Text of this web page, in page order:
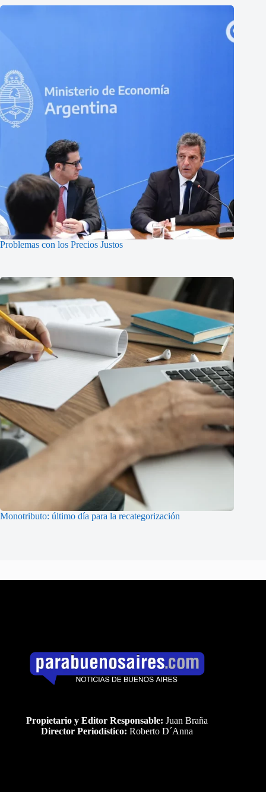
Problemas con los Precios Justos
Monotributo: último día para la recategorización
Propietario y Editor Responsable: Juan Braña
Director Periodístico: Roberto D´Anna